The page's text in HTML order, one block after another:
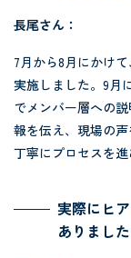
長尾さん：
7月から8月にかけ
実施しました。9月
でメンバー層への
報を伝え、現場の
丁寧にプロセスを進
実際にヒ
ありました